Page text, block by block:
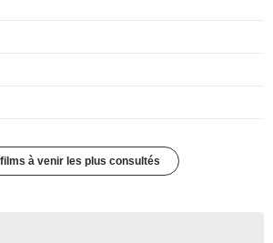
à venir les plus consultés